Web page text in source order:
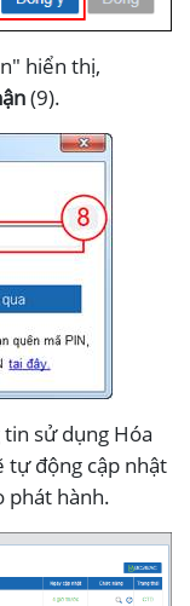
hiển thị,
(9).
sử dụng Hóa
tự động cập nhật
phát hành.